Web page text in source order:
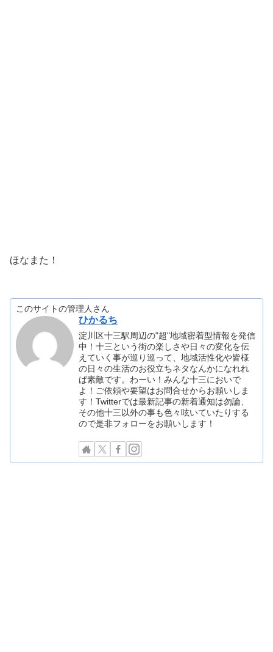
ほなまた！
このサイトの管理人さん
ひかるち
淀川区十三駅周辺の"超"地域密着型情報を発信
中！十三という街の楽しさや日々の変化を伝
えていく事が巡り巡って、地域活性化や皆様
の日々の生活のお役立ちネタなんかになれれ
ば素敵です。わーい！みんな十三においで
よ！ご依頼や要望はお問合せからお願いしま
す！Twitterでは最新記事の新着通知は勿論、
その他十三以外の事も色々呟いていたりする
ので是非フォローをお願いします！